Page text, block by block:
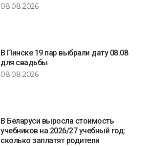
08.08.2026
В Пинске 19 пар выбрали дату 08.08
для свадьбы
08.08.2026
В Беларуси выросла стоимость
учебников на 2026/27 учебный год:
сколько заплатят родители